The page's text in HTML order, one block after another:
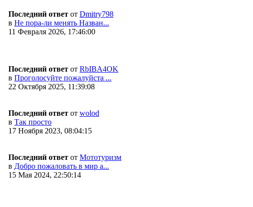
Последний ответ от Dmitry798
в Не пора-ли менять Назван...
11 Февраля 2026, 17:46:00
Последний ответ от RbIBA4OK
в Проголосуйте пожалуйста ...
22 Октября 2025, 11:39:08
Последний ответ от wolod
в Так просто
17 Ноября 2023, 08:04:15
Последний ответ от Мототуризм
в Добро пожаловать в мир а...
15 Мая 2024, 22:50:14